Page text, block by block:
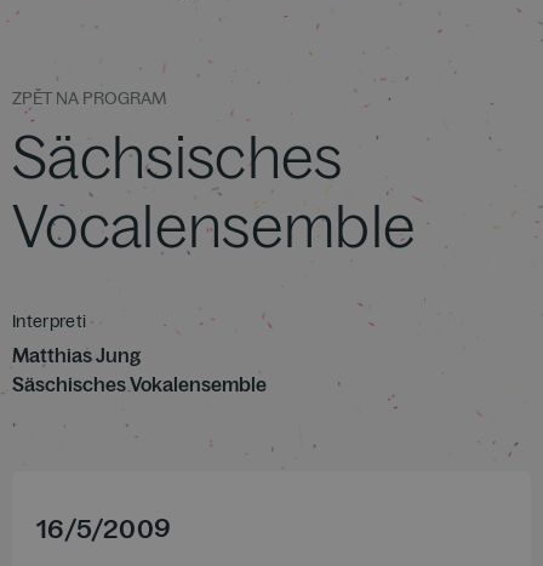
ZPĚT NA PROGRAM
Sächsisches
Vocalensemble
Interpreti
Matthias Jung
Säschisches Vokalensemble
16/5/2009